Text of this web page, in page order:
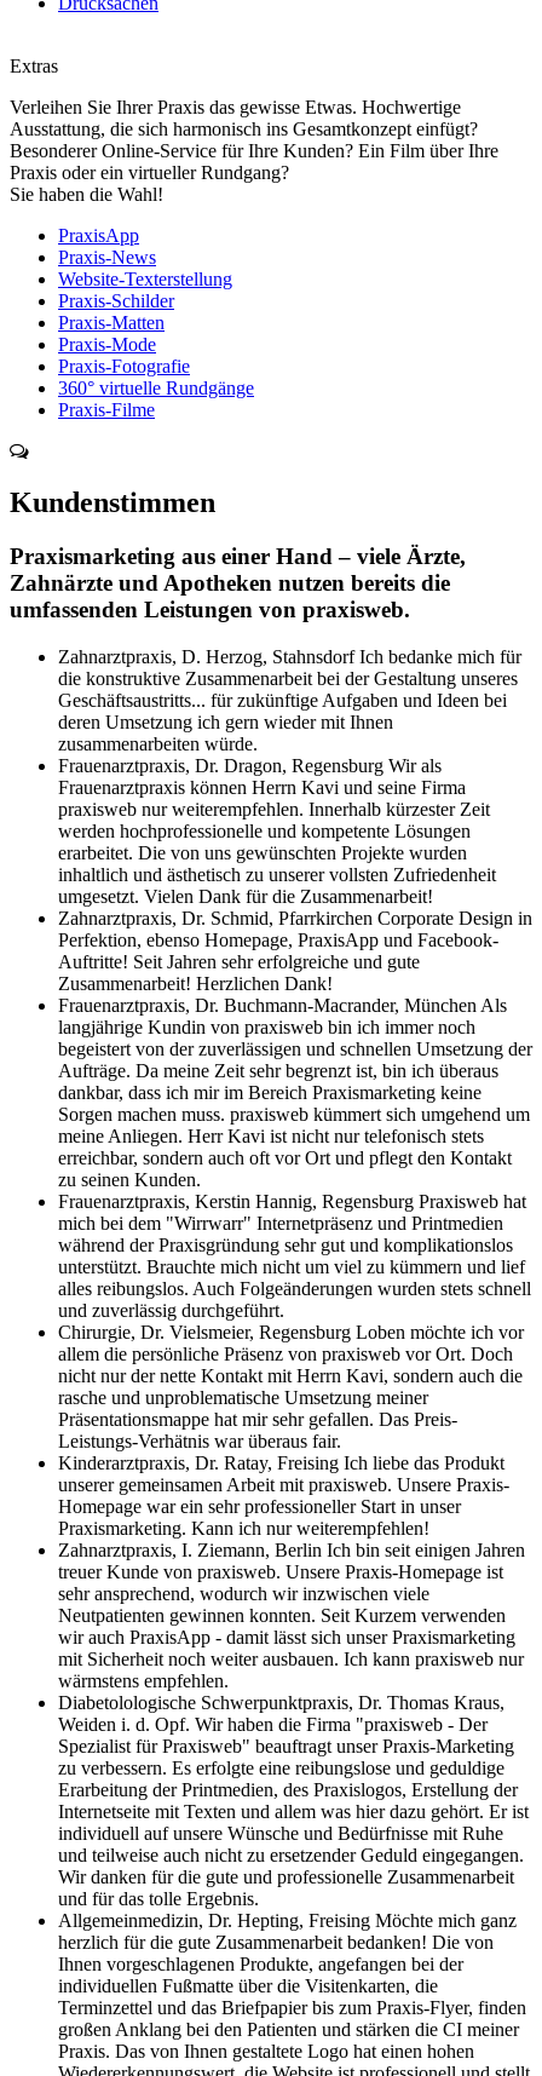
Extras
Verleihen Sie Ihrer Praxis das gewisse Etwas. Hochwertige
Ausstattung, die sich harmonisch ins Gesamtkonzept einfügt?
Besonderer Online-Service für Ihre Kunden? Ein Film über Ihre
Praxis oder ein virtueller Rundgang?
Sie haben die Wahl!
PraxisApp
Praxis-News
Website-Texterstellung
Praxis-Schilder
Praxis-Matten
Praxis-Mode
Praxis-Fotografie
360° virtuelle Rundgänge
Praxis-Filme
Kundenstimmen
Praxismarketing aus einer Hand – viele Ärzte,
Zahnärzte und Apotheken nutzen bereits die
umfassenden Leistungen von praxisweb.
Zahnarztpraxis, D. Herzog, StahnsdorfIch bedanke mich für
die konstruktive Zusammenarbeit bei der Gestaltung unseres
Geschäftsaustritts... für zukünftige Aufgaben und Ideen bei
deren Umsetzung ich gern wieder mit Ihnen
zusammenarbeiten würde.
Frauenarztpraxis, Dr. Dragon, Regensburg Wir als
Frauenarztpraxis können Herrn Kavi und seine Firma
praxisweb nur weiterempfehlen. Innerhalb kürzester Zeit
werden hochprofessionelle und kompetente Lösungen
erarbeitet. Die von uns gewünschten Projekte wurden
inhaltlich und ästhetisch zu unserer vollsten Zufriedenheit
umgesetzt. Vielen Dank für die Zusammenarbeit!
Zahnarztpraxis, Dr. Schmid, Pfarrkirchen Corporate Design in
Perfektion, ebenso Homepage, PraxisApp und Facebook-
Auftritte! Seit Jahren sehr erfolgreiche und gute
Zusammenarbeit! Herzlichen Dank!
Frauenarztpraxis, Dr. Buchmann-Macrander, München Als
langjährige Kundin von praxisweb bin ich immer noch
begeistert von der zuverlässigen und schnellen Umsetzung der
Aufträge. Da meine Zeit sehr begrenzt ist, bin ich überaus
dankbar, dass ich mir im Bereich Praxismarketing keine
Sorgen machen muss. praxisweb kümmert sich umgehend um
meine Anliegen. Herr Kavi ist nicht nur telefonisch stets
erreichbar, sondern auch oft vor Ort und pflegt den Kontakt
zu seinen Kunden.
Frauenarztpraxis, Kerstin Hannig, Regensburg Praxisweb hat
mich bei dem "Wirrwarr" Internetpräsenz und Printmedien
während der Praxisgründung sehr gut und komplikationslos
unterstützt. Brauchte mich nicht um viel zu kümmern und lief
alles reibungslos. Auch Folgeänderungen wurden stets schnell
und zuverlässig durchgeführt.
Chirurgie, Dr. Vielsmeier, Regensburg Loben möchte ich vor
allem die persönliche Präsenz von praxisweb vor Ort. Doch
nicht nur der nette Kontakt mit Herrn Kavi, sondern auch die
rasche und unproblematische Umsetzung meiner
Präsentationsmappe hat mir sehr gefallen. Das Preis-
Leistungs-Verhätnis war überaus fair.
Kinderarztpraxis, Dr. Ratay, Freising Ich liebe das Produkt
unserer gemeinsamen Arbeit mit praxisweb. Unsere Praxis-
Homepage war ein sehr professioneller Start in unser
Praxismarketing. Kann ich nur weiterempfehlen!
Zahnarztpraxis, I. Ziemann, Berlin Ich bin seit einigen Jahren
treuer Kunde von praxisweb. Unsere Praxis-Homepage ist
sehr ansprechend, wodurch wir inzwischen viele
Neutpatienten gewinnen konnten. Seit Kurzem verwenden
wir auch PraxisApp - damit lässt sich unser Praxismarketing
mit Sicherheit noch weiter ausbauen. Ich kann praxisweb nur
wärmstens empfehlen.
Diabetolologische Schwerpunktpraxis, Dr. Thomas Kraus,
Weiden i. d. Opf. Wir haben die Firma "praxisweb - Der
Spezialist für Praxisweb" beauftragt unser Praxis-Marketing
zu verbessern. Es erfolgte eine reibungslose und geduldige
Erarbeitung der Printmedien, des Praxislogos, Erstellung der
Internetseite mit Texten und allem was hier dazu gehört. Er ist
individuell auf unsere Wünsche und Bedürfnisse mit Ruhe
und teilweise auch nicht zu ersetzender Geduld eingegangen.
Wir danken für die gute und professionelle Zusammenarbeit
und für das tolle Ergebnis.
Allgemeinmedizin, Dr. Hepting, Freising Möchte mich ganz
herzlich für die gute Zusammenarbeit bedanken! Die von
Ihnen vorgeschlagenen Produkte, angefangen bei der
individuellen Fußmatte über die Visitenkarten, die
Terminzettel und das Briefpapier bis zum Praxis-Flyer, finden
großen Anklang bei den Patienten und stärken die CI meiner
Praxis. Das von Ihnen gestaltete Logo hat einen hohen